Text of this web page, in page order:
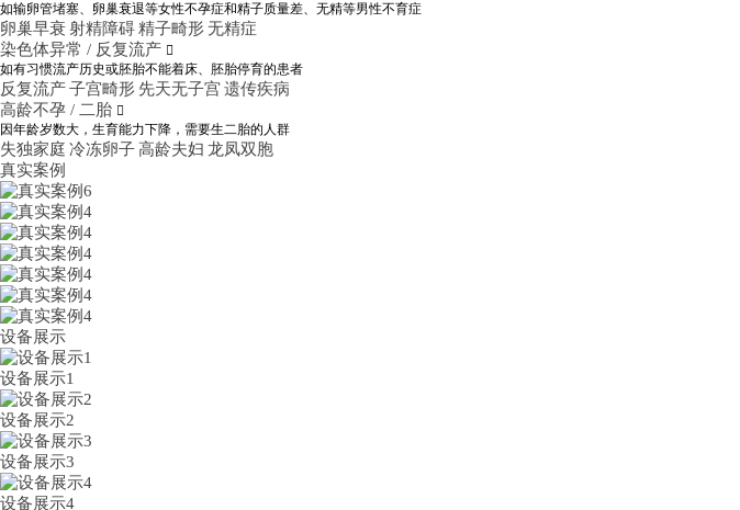
如输卵管堵塞、卵巢衰退等女性不孕症和精子质量差、无精等男性不育症
卵巢早衰射精障碍精子畸形 无精症
染色体异常 / 反复流产 
如有习惯流产历史或胚胎不能着床、胚胎停育的患者
反复流产子宫畸形 先天无子宫 遗传疾病
高龄不孕 / 二胎 
因年龄岁数大，生育能力下降，需要生二胎的人群
失独家庭 冷冻卵子高龄夫妇 龙凤双胞
真实案例
设备展示
设备展示1
设备展示2
设备展示3
设备展示4